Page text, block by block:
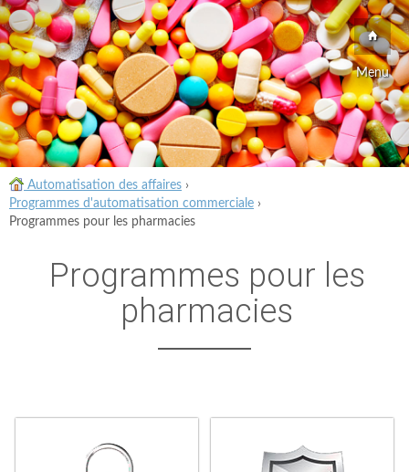
Menu
Automatisation des affaires ›
Programmes d'automatisation commerciale ›
Programmes pour les pharmacies
Programmes pour les
pharmacies